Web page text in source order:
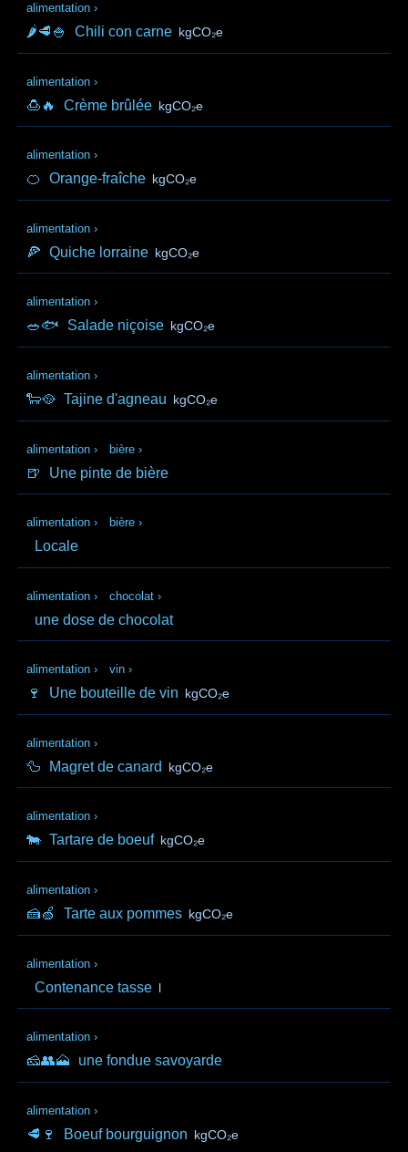
alimentation ›
🌶️🥩🍚 Chili con carne kgCO₂e
alimentation ›
🍮🔥 Crème brûlée kgCO₂e
alimentation ›
🍊 Orange-fraîche kgCO₂e
alimentation ›
🍕 Quiche lorraine kgCO₂e
alimentation ›
🥗🐟 Salade niçoise kgCO₂e
alimentation ›
🐑🥘 Tajine d'agneau kgCO₂e
alimentation › bière ›
🍺 Une pinte de bière
alimentation › bière ›
Locale
alimentation › chocolat ›
une dose de chocolat
alimentation › vin ›
🍷 Une bouteille de vin kgCO₂e
alimentation ›
🦆 Magret de canard kgCO₂e
alimentation ›
🐄 Tartare de boeuf kgCO₂e
alimentation ›
🍰🍏 Tarte aux pommes kgCO₂e
alimentation ›
Contenance tasse l
alimentation ›
🧀👥🗻 une fondue savoyarde
alimentation ›
🥩🍷 Boeuf bourguignon kgCO₂e